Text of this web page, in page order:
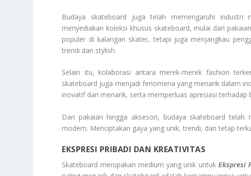
Budaya skateboard juga telah memengaruhi
menyediakan koleksi khusus skateboard, mulai dari
populer di kalangan skater, tetapi juga menjangkau
trendi dan stylish.
Selain itu, kolaborasi antara merek-merek fashion
skateboard juga menjadi fenomena yang menarik dalam
inovatif dan menarik, serta memperluas apresiasi terhadap
Dari pakaian hingga aksesori, budaya skateboard
modern. Menciptakan gaya yang unik, trendi, dan tetap
EKSPRESI PRIBADI DAN KREATIVITAS
Skateboard merupakan medium yang unik untukEkspresi